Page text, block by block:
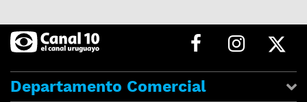
Departamento Comercial